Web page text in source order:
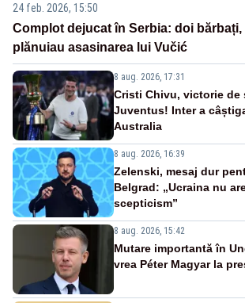
24 feb. 2026, 15:50
Complot dejucat în Serbia: doi
plănuiau asasinarea lui Vučić
8 aug. 2026, 17:31
Cristi Chivu, victorie de
Juventus! Inter a
Australia
8 aug. 2026, 16:39
Zelenski, mesaj dur
Belgrad: „Ucraina nu
scepticism”
8 aug. 2026, 15:42
Mutare importantă în
vrea Péter Magyar la